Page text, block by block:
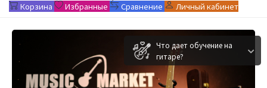
Корзина
Избранные Сравнение Личный кабинет
Что дает обучение на
гитаре?